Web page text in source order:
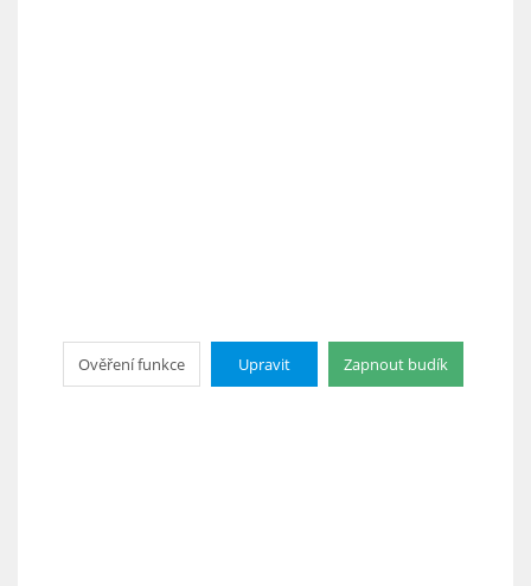
Ověření funkce Upravit Zapnout budík